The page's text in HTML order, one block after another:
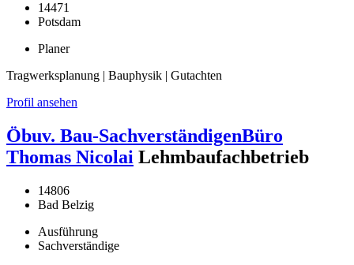
14471
Potsdam
Planer
Tragwerksplanung | Bauphysik | Gutachten
Profil ansehen
Öbuv. Bau-SachverständigenBüro
Thomas Nicolai Lehmbaufachbetrieb
14806
Bad Belzig
Ausführung
Sachverständige